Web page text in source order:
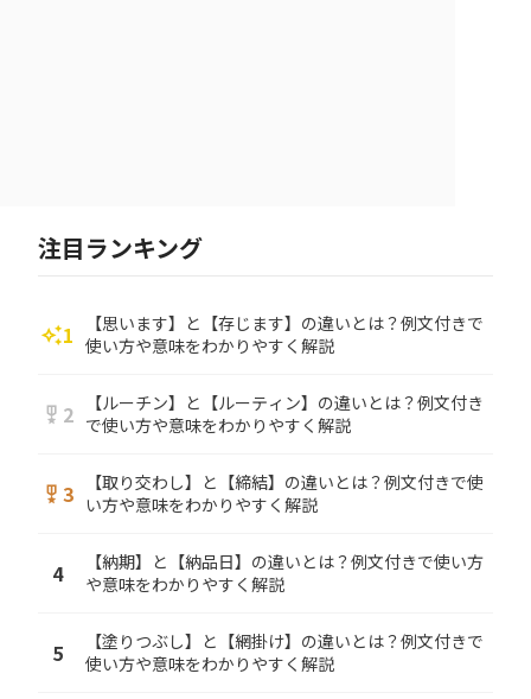
注目ランキング
auto_awesome1
【思います】と【存じます】の違いとは？例文付きで
使い方や意味をわかりやすく解説
military_tech 2
【ルーチン】と【ルーティン】の違いとは？例文付き
で使い方や意味をわかりやすく解説
military_tech 3
【取り交わし】と【締結】の違いとは？例文付きで使
い方や意味をわかりやすく解説
4
【納期】と【納品日】の違いとは？例文付きで使い方
や意味をわかりやすく解説
5
【塗りつぶし】と【網掛け】の違いとは？例文付きで
使い方や意味をわかりやすく解説